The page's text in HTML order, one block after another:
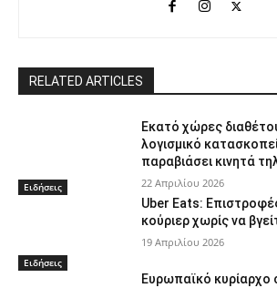
RELATED ARTICLES
Ειδήσεις
Εκατό χώρες
λογισμικό
παραβιάσει κινητά
22 Απριλίου 2026
Ειδήσεις
Uber Eats:
κούριερ χωρίς να
19 Απριλίου 2026
Ευρωπαϊκό κυρίαρχο